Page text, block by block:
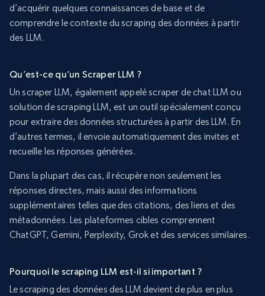
d’acquérir quelques connaissances de base et de
comprendre le contexte du scraping des données à partir
des LLM.
Qu’est-ce qu’un Scraper LLM ?
Un scraper LLM, également appelé scraper de chat LLM ou
solution de scraping LLM, est un outil spécialement conçu
pour extraire des données structurées à partir des LLM. En
d’autres termes, il envoie automatiquement des invites et
recueille les réponses générées.
Dans la plupart des cas, il récupère non seulement les
réponses directes, mais aussi des informations
supplémentaires telles que des citations, des liens et des
métadonnées. Les plateformes cibles comprennent
ChatGPT, Gemini, Perplexity, Grok et des services similaires.
Pourquoi le scraping LLM est-il si important ?
Le scraping des données des LLM devient de plus en plus